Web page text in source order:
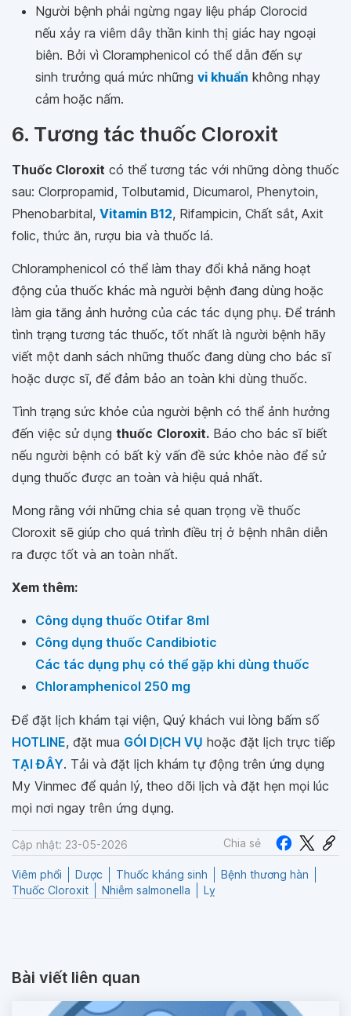
Người bệnh phải ngừng ngay liệu pháp Clorocid
nếu xảy ra viêm dây thần kinh thị giác hay ngoại
biên. Bởi vì Cloramphenicol có thể dẫn đến sự
sinh trưởng quá mức những vi khuẩn không nhạy
cảm hoặc nấm.
6. Tương tác thuốc Cloroxit
Thuốc Cloroxit có thể tương tác với những dòng thuốc
sau: Clorpropamid, Tolbutamid, Dicumarol, Phenytoin,
Phenobarbital, Vitamin B12, Rifampicin, Chất sắt, Axit
folic, thức ăn, rượu bia và thuốc lá.
Chloramphenicol có thể làm thay đổi khả năng hoạt
động của thuốc khác mà người bệnh đang dùng hoặc
làm gia tăng ảnh hưởng của các tác dụng phụ. Để tránh
tình trạng tương tác thuốc, tốt nhất là người bệnh hãy
viết một danh sách những thuốc đang dùng cho bác sĩ
hoặc dược sĩ, để đảm bảo an toàn khi dùng thuốc.
Tình trạng sức khỏe của người bệnh có thể ảnh hưởng
đến việc sử dụng thuốc Cloroxit. Báo cho bác sĩ biết
nếu người bệnh có bất kỳ vấn đề sức khỏe nào để sử
dụng thuốc được an toàn và hiệu quả nhất.
Mong rằng với những chia sẻ quan trọng về thuốc
Cloroxit sẽ giúp cho quá trình điều trị ở bệnh nhân diễn
ra được tốt và an toàn nhất.
Xem thêm:
Công dụng thuốc Otifar 8ml
Công dụng thuốc Candibiotic
Các tác dụng phụ có thể gặp khi dùng thuốc
Chloramphenicol 250 mg
Để đặt lịch khám tại viện, Quý khách vui lòng bấm số
HOTLINE, đặt mua GÓI DỊCH VỤ hoặc đặt lịch trực tiếp
TẠI ĐÂY. Tải và đặt lịch khám tự động trên ứng dụng
My Vinmec để quản lý, theo dõi lịch và đặt hẹn mọi lúc
mọi nơi ngay trên ứng dụng.
Cập nhật: 23-05-2026 Chia sẻ
Viêm phổi Dược Thuốc kháng sinh
Bệnh thương hàn
Thuốc Cloroxit
Nhiễm salmonella Lỵ
Bài viết liên quan